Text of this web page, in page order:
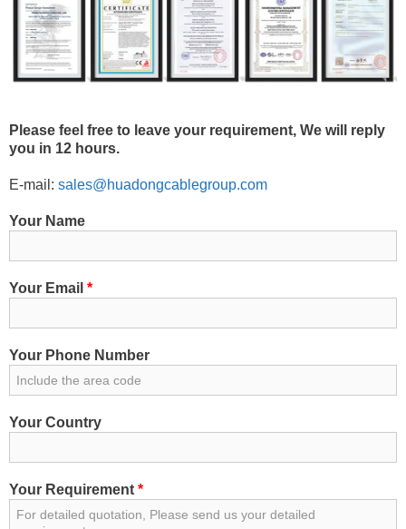
Please feel free to leave your requirement, We will reply
you in 12 hours.
E-mail: sales@huadongcablegroup.com
Your Name
Your Email *
Your Phone Number
Your Country
Your Requirement *